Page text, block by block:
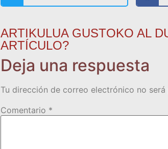
ARTIKULUA GUSTOKO AL
ARTÍCULO?
Deja una respuesta
Tu dirección de correo electrónico no será
Comentario *